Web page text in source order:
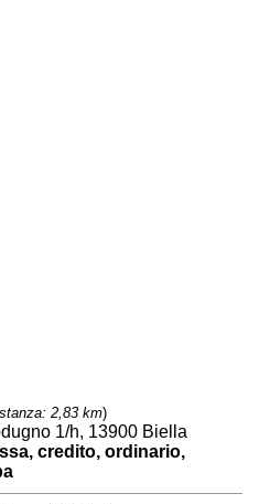
2,83 km)
1/h, 13900 Biella
credito, ordinario,